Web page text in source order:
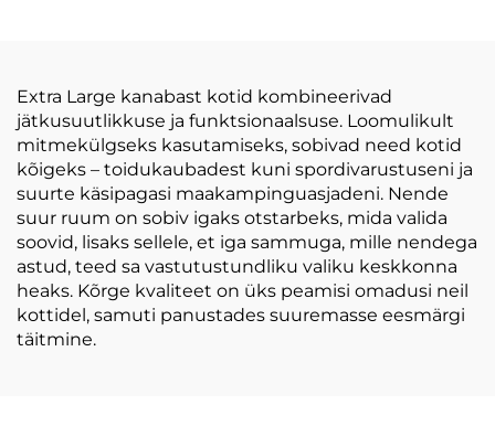
kohandatav
Extra Large kanabast kotid kombineerivad
jätkusuutlikkuse ja funktsionaalsuse. Loomulikult
mitmekülgseks kasutamiseks, sobivad need kotid
kõigeks – toidukaubadest kuni spordivarustuseni ja
suurte käsipagasi maakampinguasjadeni. Nende
suur ruum on sobiv igaks otstarbeks, mida valida
soovid, lisaks sellele, et iga sammuga, mille nendega
astud, teed sa vastutustundliku valiku keskkonna
heaks. Kõrge kvaliteet on üks peamisi omadusi neil
kottidel, samuti panustades suuremasse eesmärgi
täitmine.